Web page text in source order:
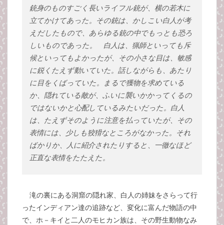
銃身のものすごく長いライフル銃が、横の若木に
立てかけてあった。その銃は、かしこい白人が考
えだしたもので、あらゆる銃の中でもっとも恐ろ
しいものであった。 白人は、猟師といっても斥
候といってもよかったが、その小さな目は、敏感
に鋭くたえず動いていた。話しながらも、あたり
に目をくばっていた。まるで獲物を求めている
か、隠れている敵が、ふいに襲いかかってくるの
ではないかと心配しているみたいだった。白人
は、たえずそのように注意を払っていたが、その
表情には、少しも狡猾なところがなかった。それ
ばかりか、人に紹介されたりすると、一徹なほど
正直な表情をたたえた。
滝の裏にある洞窟の隠れ家、白人の姉妹をさらって行
ったインディアン達の追跡など、変化に富んだ物語の中
で、ホ－キイと二人のモヒカン族は、その野生動物なみ